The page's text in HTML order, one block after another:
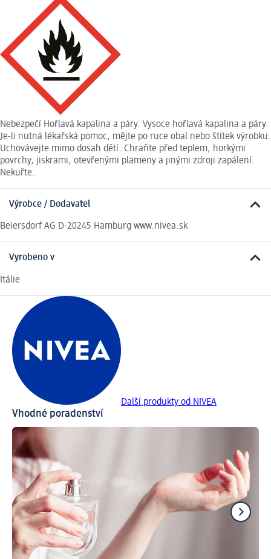
Nebezpečí Hořlavá kapalina a páry. Vysoce hořlavá kapalina a páry.
Je-li nutná lékařská pomoc, mějte po ruce obal nebo štítek výrobku.
Uchovávejte mimo dosah dětí. Chraňte před teplem, horkými
povrchy, jiskrami, otevřenými plameny a jinými zdroji zapálení.
Nekuřte.
Výrobce / Dodavatel
Beiersdorf AG D-20245 Hamburg www.nivea.sk
Vyrobeno v
Itálie
Další produkty od NIVEA
Vhodné poradenství